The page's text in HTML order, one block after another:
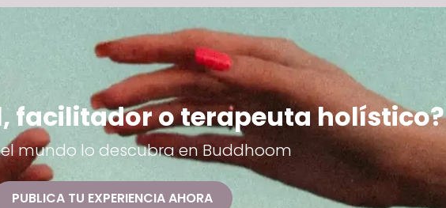
facilitador o terapeuta holístico?
mundo lo descubra en Buddhoom
PUBLICA TU EXPERIENCIA AHORA